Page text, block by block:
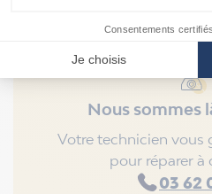
Nous sommes
Votre technicien vous
pour réparer à
03 62